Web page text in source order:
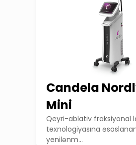
Candela
Mini
Qeyri-ablativ fraksiyonal
texnologiyasına
yenilənm...